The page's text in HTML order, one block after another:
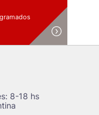
8-18 hs